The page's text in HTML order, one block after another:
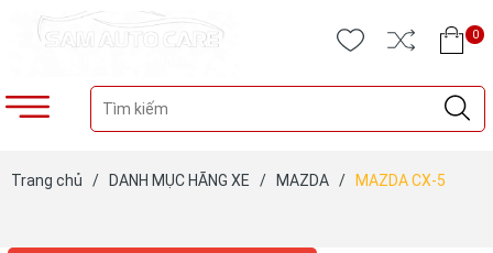
0
Trang chủ / DANH MỤC HÃNG XE / MAZDA / MAZDA CX-5